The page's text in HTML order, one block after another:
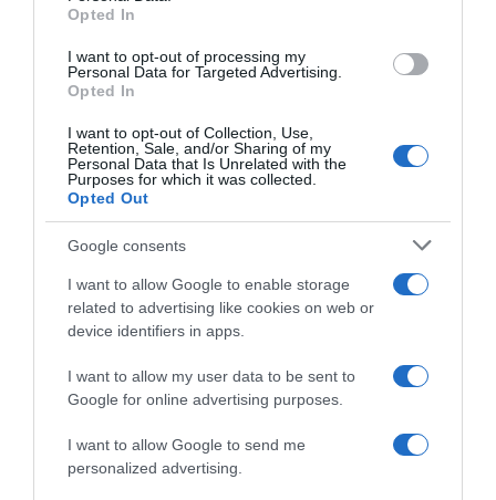
Opted In
I want to opt-out of processing my
Personal Data for Targeted Advertising.
Opted In
I want to opt-out of Collection, Use,
Retention, Sale, and/or Sharing of my
Personal Data that Is Unrelated with the
Purposes for which it was collected.
Opted Out
Google consents
I want to allow Google to enable storage
related to advertising like cookies on web or
device identifiers in apps.
I want to allow my user data to be sent to
Google for online advertising purposes.
I want to allow Google to send me
personalized advertising.
közelebb kerülni a saját belső világodhoz, Tzaphkielhez
fordulhatsz. Segíthet abban, hogy jobban megértsd
önmagad, ráhangolódj a megérzéseidre, és megtaláld
azt a belső harmóniát, amelyre régóta vágysz.
Vasárnap – Mihály arkangyal, a mennyei seregek
vezére
kísérhet téged. Ő a mennyei seregek vezére, az erő, a
bátorság és a védelem egyik legismertebb angyala.
Mihály segíthet eloszlatni a félelmeket, és támogat abban,
hogy bátrabban állj ki önmagadért.
döntésekre vagy lelki erőre van szükséged. Mihály
energiája segíthet abban, hogy ne hátrálj meg a
kihívások előtt, és emelt fővel lépj tovább akkor is, amikor
az élet próbára tesz.